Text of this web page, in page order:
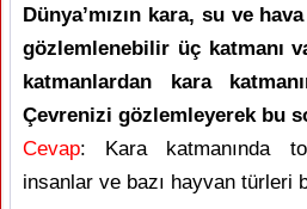
Dünya’mızın kara, su ve
gözlemlenebilir üç katmanı
katmanlardan kara
Çevrenizi gözlemleyerek bu
Cevap: Kara katmanında
insanlar ve bazı hayvan türleri